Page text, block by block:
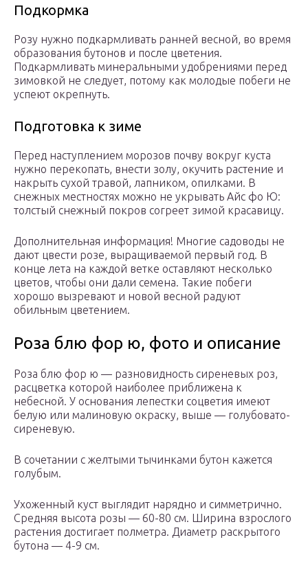
Подкормка
Розу нужно подкармливать ранней весной, во время
образования бутонов и после цветения.
Подкармливать минеральными удобрениями перед
зимовкой не следует, потому как молодые побеги не
успеют окрепнуть.
Подготовка к зиме
Перед наступлением морозов почву вокруг куста
нужно перекопать, внести золу, окучить растение и
накрыть сухой травой, лапником, опилками. В
снежных местностях можно не укрывать Айс фо Ю:
толстый снежный покров согреет зимой красавицу.
Дополнительная информация! Многие садоводы не
дают цвести розе, выращиваемой первый год. В
конце лета на каждой ветке оставляют несколько
цветов, чтобы они дали семена. Такие побеги
хорошо вызревают и новой весной радуют
обильным цветением.
Роза блю фор ю, фото и описание
Роза блю фор ю — разновидность сиреневых роз,
расцветка которой наиболее приближена к
небесной. У основания лепестки соцветия имеют
белую или малиновую окраску, выше — голубовато-
сиреневую.
В сочетании с желтыми тычинками бутон кажется
голубым.
Ухоженный куст выглядит нарядно и симметрично.
Средняя высота розы — 60-80 см. Ширина взрослого
растения достигает полметра. Диаметр раскрытого
бутона — 4-9 см.